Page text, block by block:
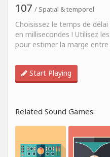
107 / Spatial & temporel
Choisissez le temps de
en millisecondes ! Utilisez
pour estimer la marge
Start Playing
Related Sound Games: